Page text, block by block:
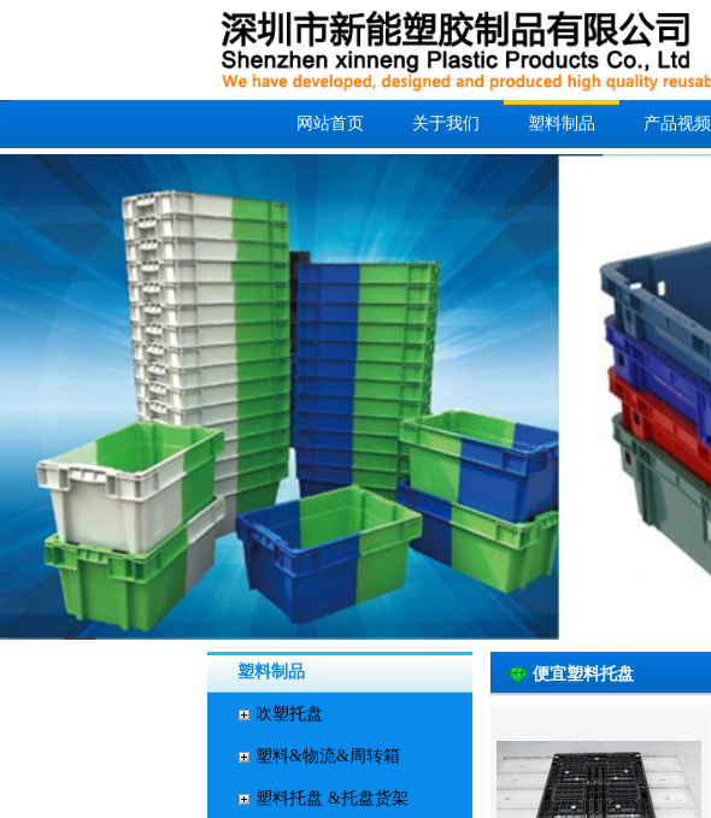
网站首页 关于我们 塑料制品 产品视频
塑料制品
吹塑托盘
塑料&物流&周转箱
塑料托盘 &托盘货架
便宜塑料托盘